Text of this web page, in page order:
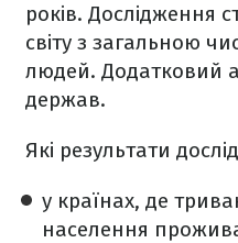
років. Дослідження
світу з загальною
людей. Додатковий
держав.
Які результати
у країнах, де
населення